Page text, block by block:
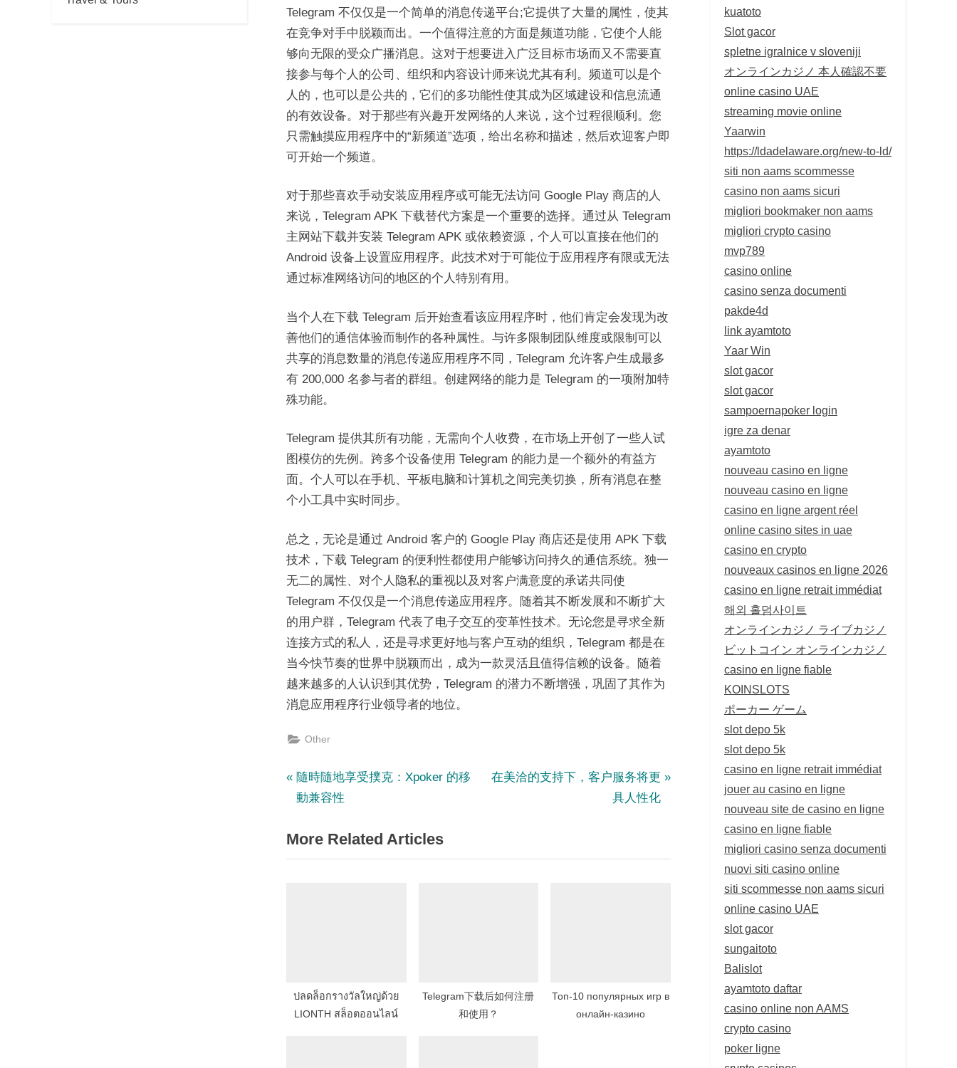
Telegram 不仅仅是一个简单的消息传递平台;它提供了大量的属性，使其
在竞争对手中脱颖而出。一个值得注意的方面是频道功能，它使个人能
够向无限的受众广播消息。这对于想要进入广泛目标市场而又不需要直
接参与每个人的公司、组织和内容设计师来说尤其有利。频道可以是个
人的，也可以是公共的，它们的多功能性使其成为区域建设和信息流通
的有效设备。对于那些有兴趣开发网络的人来说，这个过程很顺利。您
只需触摸应用程序中的“新频道”选项，给出名称和描述，然后欢迎客户即
可开始一个频道。
对于那些喜欢手动安装应用程序或可能无法访问 Google Play 商店的人
来说，Telegram APK 下载替代方案是一个重要的选择。通过从 Telegram
主网站下载并安装 Telegram APK 或依赖资源，个人可以直接在他们的
Android 设备上设置应用程序。此技术对于可能位于应用程序有限或无法
通过标准网络访问的地区的个人特别有用。
当个人在下载 Telegram 后开始查看该应用程序时，他们肯定会发现为改
善他们的通信体验而制作的各种属性。与许多限制团队维度或限制可以
共享的消息数量的消息传递应用程序不同，Telegram 允许客户生成最多
有 200,000 名参与者的群组。创建网络的能力是 Telegram 的一项附加特
殊功能。
Telegram 提供其所有功能，无需向个人收费，在市场上开创了一些人试
图模仿的先例。跨多个设备使用 Telegram 的能力是一个额外的有益方
面。个人可以在手机、平板电脑和计算机之间完美切换，所有消息在整
个小工具中实时同步。
总之，无论是通过 Android 客户的 Google Play 商店还是使用 APK 下载
技术，下载 Telegram 的便利性都使用户能够访问持久的通信系统。独一
无二的属性、对个人隐私的重视以及对客户满意度的承诺共同使
Telegram 不仅仅是一个消息传递应用程序。随着其不断发展和不断扩大
的用户群，Telegram 代表了电子交互的变革性技术。无论您是寻求全新
连接方式的私人，还是寻求更好地与客户互动的组织，Telegram 都是在
当今快节奏的世界中脱颖而出，成为一款灵活且值得信赖的设备。随着
越来越多的人认识到其优势，Telegram 的潜力不断增强，巩固了其作为
消息应用程序行业领导者的地位。
Other
Post
P
r
v
i
t
隨時隨地享受撲克：Xpoker 的移
動兼容性
N
P
在美洽的支持下，客户服务将更
具人性化
More Related Articles
ปลดล็อกรางวัลใหญ่ด้วย
LIONTH สล็อตออนไลน์
Telegram下载后如何注册
和使用？
Топ-10 популярных игр в
онлайн-казино
kuatoto
Slot gacor
spletne igralnice v sloveniji
オンラインカジノ 本人確認不要
online casino UAE
streaming movie online
Yaarwin
https://ldadelaware.org/new-to-ld/
siti non aams scommesse
casino non aams sicuri
migliori bookmaker non aams
migliori crypto casino
mvp789
casino online
casino senza documenti
pakde4d
link ayamtoto
Yaar Win
slot gacor
slot gacor
sampoernapoker login
igre za denar
ayamtoto
nouveau casino en ligne
nouveau casino en ligne
casino en ligne argent réel
online casino sites in uae
casino en crypto
nouveaux casinos en ligne 2026
casino en ligne retrait immédiat
해외 홀덤사이트
オンラインカジノ ライブカジノ
ビットコイン オンラインカジノ
casino en ligne fiable
KOINSLOTS
ポーカー ゲーム
slot depo 5k
slot depo 5k
casino en ligne retrait immédiat
jouer au casino en ligne
nouveau site de casino en ligne
casino en ligne fiable
migliori casino senza documenti
nuovi siti casino online
siti scommesse non aams sicuri
online casino UAE
slot gacor
sungaitoto
Balislot
ayamtoto daftar
casino online non AAMS
crypto casino
poker ligne